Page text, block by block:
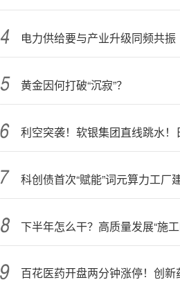
电力供给要与产业升级同频共振
黄金因何打破“沉寂”？
利空突袭！软银集团直线跳水！
科创债首次“赋能”词元算力工厂